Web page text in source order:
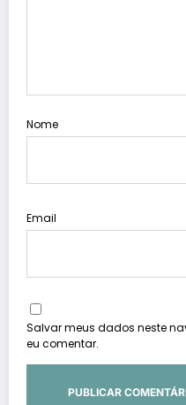
Nome
Email
Salvar meus dados neste
eu comentar.